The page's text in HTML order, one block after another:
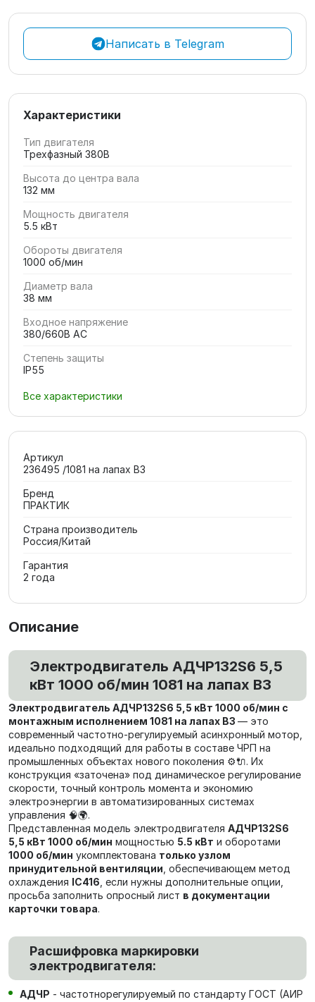
Написать в Telegram
Характеристики
Тип двигателя
Трехфазный 380В
Высота до центра вала
132 мм
Мощность двигателя
5.5 кВт
Обороты двигателя
1000 об/мин
Диаметр вала
38 мм
Входное напряжение
380/660В AC
Степень защиты
IP55
Все характеристики
Артикул
236495 /1081 на лапах В3
Бренд
ПРАКТИК
Страна производитель
Россия/Китай
Гарантия
2 года
Описание
Электродвигатель АДЧР132S6 5,5
кВт 1000 об/мин 1081 на лапах В3
Электродвигатель АДЧР132S6 5,5 кВт 1000 об/мин с
монтажным исполнением 1081 на лапах В3 — это
современный частотно‑регулируемый асинхронный мотор,
идеально подходящий для работы в составе ЧРП на
промышленных объектах нового поколения ⚙️🔌. Их
конструкция «заточена» под динамическое регулирование
скорости, точный контроль момента и экономию
электроэнергии в автоматизированных системах
управления 🧠🌍.
Представленная модель электродвигателя АДЧР132S6
5,5 кВт 1000 об/мин мощностью 5.5 кВт и оборотами
1000 об/мин укомплектована только узлом
принудительной вентиляции , обеспечивающем метод
охлаждения IC416 , если нужны дополнительные опции,
просьба заполнить опросный лист в документации
карточки товара.
Расшифровка маркировки
электродвигателя:
АДЧР - частотнорегулируемый по стандарту ГОСТ (АИР